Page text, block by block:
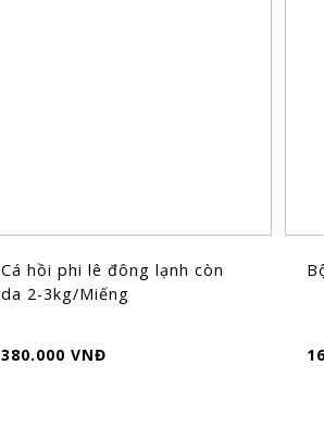
Cá hồi phi lê đông lạnh còn
da 2-3kg/Miếng
380.000 VNĐ